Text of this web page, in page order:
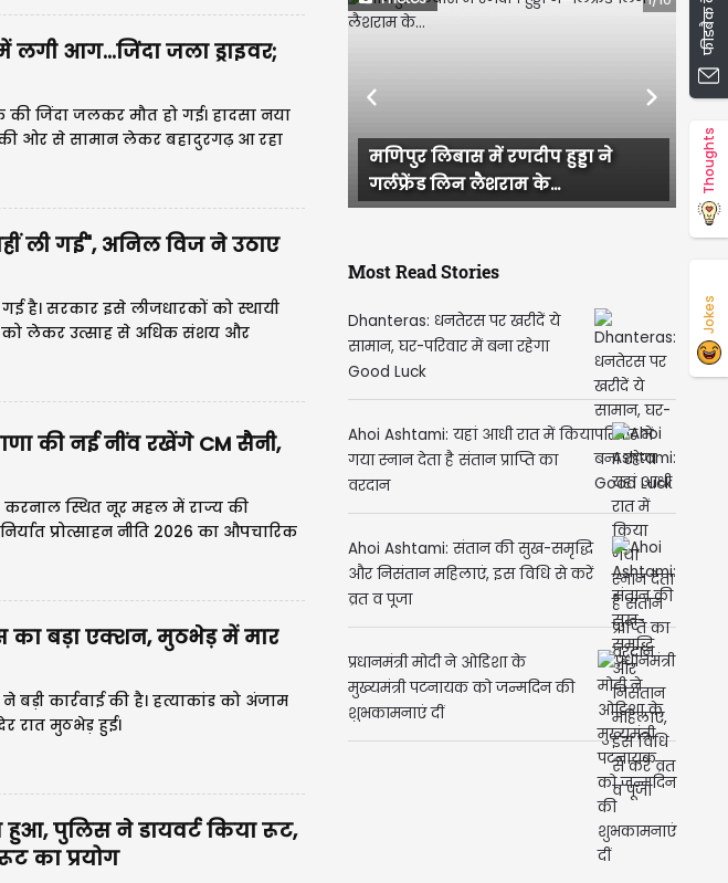
आग...जिंदा जला ड्राइवर;
जिंदा जलकर मौत हो गई। हादसा नया
ओर से सामान लेकर बहादुरगढ़ आ रहा
ली गई", अनिल विज ने उठाए
गई है। सरकार इसे लीजधारकों को स्थायी
को लेकर उत्साह से अधिक संशय और
की नई नींव रखेंगे CM सैनी,
करनाल स्थित नूर महल में राज्य की
प्रोत्साहन नीति 2026 का औपचारिक
का बड़ा एक्शन, मुठभेड़ में मार
कार्रवाई की है। हत्याकांड को अंजाम
रात मुठभेड़ हुई।
पुलिस ने डायवर्ट किया रूट,
का प्रयोग
राजस्थान में हुई भव्य बिश्नोई और IAS
परी की सगाई, दादी और...
Previous Next
Most Read Stories
Dhanteras: धनतेरस पर खरीदें ये
सामान, घर-परिवार में बना रहेगा
Good Luck
Ahoi Ashtami: यहां आधी रात में किया
गया स्नान देता है संतान प्राप्ति का
वरदान
Ahoi Ashtami: संतान की सुख-समृद्धि
और निसंतान महिलाएं, इस विधि से करें
व्रत व पूजा
प्रधानमंत्री मोदी ने ओडिशा के
मुख्यमंत्री पटनायक को जन्मदिन की
शुभकामनाएं दीं
फीडबैक दें
Thoughts
Jokes